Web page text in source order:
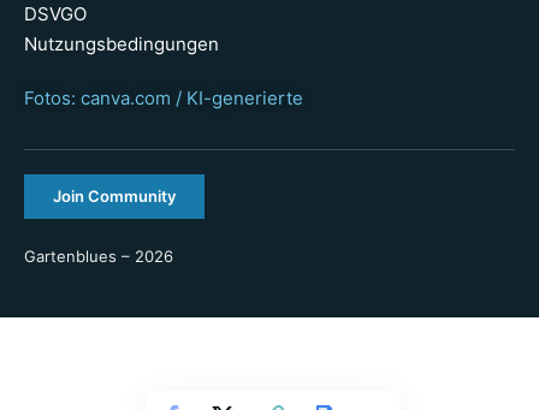
DSVGO
Nutzungsbedingungen
Fotos: canva.com / KI-generierte
Join Community
Gartenblues – 2026